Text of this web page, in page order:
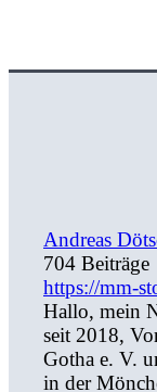
Andreas
704 Beiträge
https://mm-
Hallo, mein
seit 2018,
Gotha e. V.
in der